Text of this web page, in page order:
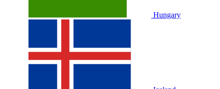
Hungary